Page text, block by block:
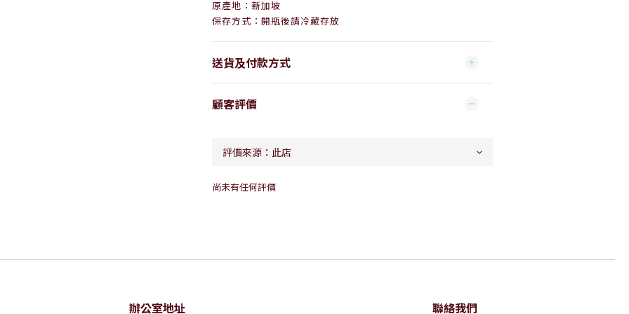
原產地：新加坡
保存方式： 開瓶後請冷藏存放
送貨及付款方式
顧客評價
尚未有任何評價
辦公室地址 聯絡我們